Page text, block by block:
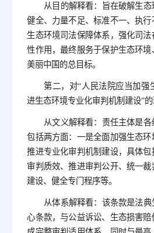
从目的解释看：旨在破解生
健全、力量不足、标准不一、执
生态环境司法保障体系，强化司法
性作用，最终服务于保护生态环
美丽中国的总目标。
第二，对“人民法院应当加强
进生态环境专业化审判机制建设”的
从文义解释看：责任主体是
包括两方面：一是全面加强生态
推进专业化审判机制建设，具体
审判质效、推进审判公开、统一
建设、健全专门程序等。
从体系解释看：该条款是法
心条款，与公益诉讼、生态损害